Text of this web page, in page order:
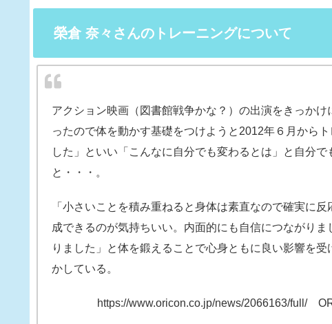
榮倉 奈々さんのトレーニングについて
アクション映画（図書館戦争かな？）の出演をきっかけ
ったので体を動かす基礎をつけようと2012年６月から
した」といい「こんなに自分でも変わるとは」と自分で
と・・・。
「小さいことを積み重ねると身体は素直なので確実に反
成できるのが気持ちいい。内面的にも自信につながりま
りました」と体を鍛えることで心身ともに良い影響を受
かしている。
https://www.oricon.co.jp/news/2066163/full/